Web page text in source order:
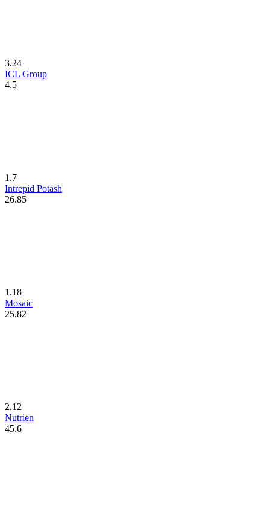
3.24
ICL Group
4.5
1.7
Intrepid Potash
26.85
1.18
Mosaic
25.82
2.12
Nutrien
45.6